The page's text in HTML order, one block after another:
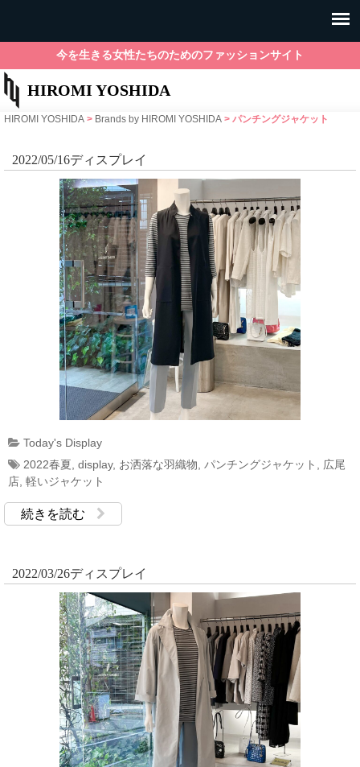
HIROMI YOSHIDA
今を生きる女性たちのためのファッションサイト
HIROMI YOSHIDA > Brands by HIROMI YOSHIDA > パンチングジャケット
2022/05/16ディスプレイ
Today's Display
2022春夏 display, お洒落な羽織物 パンチングジャケット
広尾
店 軽いジャケット
続きを読む
2022/03/26ディスプレイ